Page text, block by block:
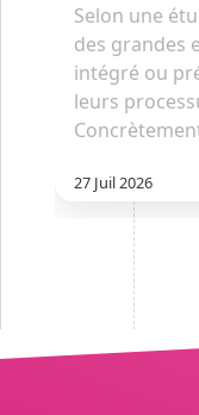
Selon une
des grandes
intégré ou
leurs
27 Juil 2026